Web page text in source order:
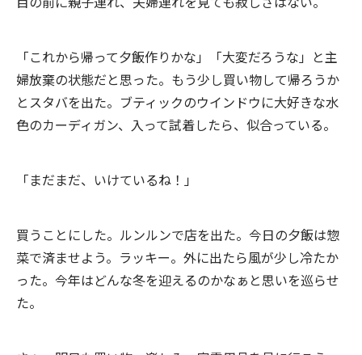
「これから帰って夕飯作りかな」「大変だろうな」と主
婦放棄の状態だと思った。もう少し買い物して帰ろうか
とスタバを出た。ブティックのウインドウに大好きな水
色のカーディガン、入って試着したら、似合っている。
「まだまだ、いけているね！」
買うことにした。ルンルンで店を出た。今日の夕飯は惣
菜で済ませよう。ラッキー。外に出たら風が少し冷たか
った。今年はどんな冬を迎えるのかなぁと思いを巡らせ
た。